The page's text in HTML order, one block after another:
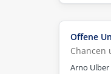
Offene
Chancen
Arno Ulber